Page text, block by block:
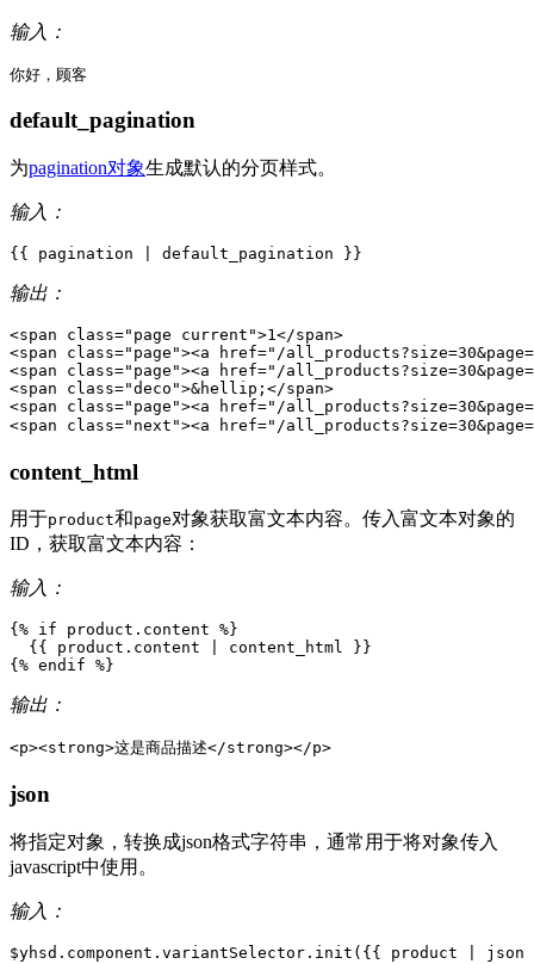
输入：
default_pagination
为pagination对象生成默认的分页样式。
输入：
{{ pagination default_pagination }}
输出：
<span class="page current">1</span>
<span class="page"><a href="/
<span class="page"><a href="/
<span class="deco">&hellip; </span>
<span class="page"><a href="/
<span class="next"><a href="/
content_html
用于product和 page对象获取富文本内容。传入富文本对象的
ID，获取富文本内容：
输入：
{% if product . content %}
{{
product . content content_html
}}
{% endif %}
输出：
<p><strong>这是商品描述</strong></p>
json
将指定对象，转换成json格式字符串，通常用于将对象传入
javascript中使用。
输入：
$yhsd.component.variantSelector.init( {{ product json